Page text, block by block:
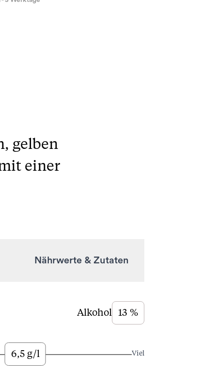
gelben
einer
Nährwerte & Zutaten
Alkohol
13 %
6,5 g/l Viel